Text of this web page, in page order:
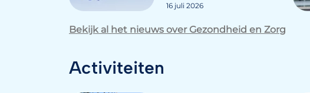
16 juli 2026
Bekijk al het nieuws over Gezondheid en Zorg
Activiteiten